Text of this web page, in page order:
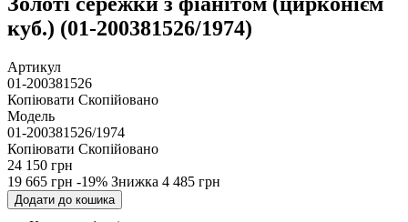
куб.) (01-200381526/1974)
Артикул
01-200381526
Копіювати Скопійовано
Модель
01-200381526/1974
Копіювати Скопійовано
24 150 грн
19 665 грн -19% Знижка 4 485 грн
Додати до кошика